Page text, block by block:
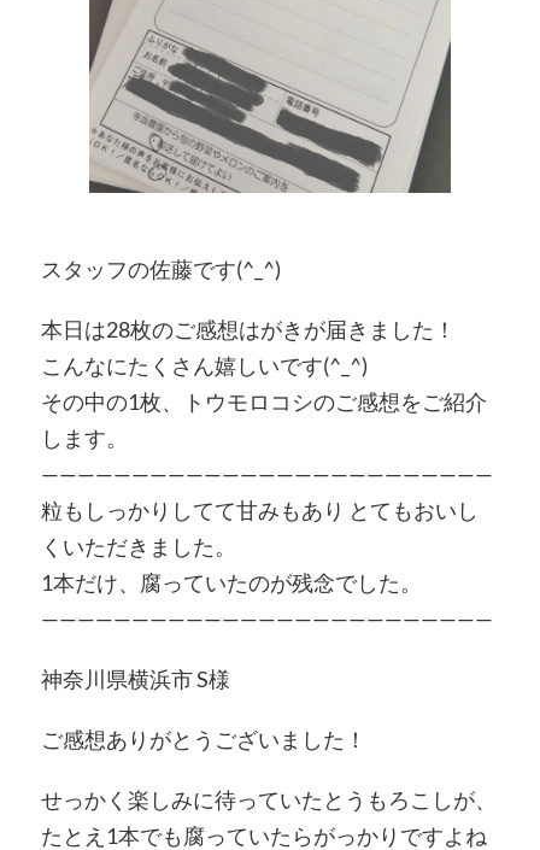
スタッフの佐藤です(^_^)
本日は28枚のご感想はがきが届きました！
こんなにたくさん嬉しいです(^_^)
その中の1枚、トウモロコシのご感想をご紹介
します。
—————————————————————————
粒もしっかりしてて甘みもあり とてもおいし
くいただきました。
1本だけ、腐っていたのが残念でした。
—————————————————————————
神奈川県横浜市 S様
ご感想ありがとうございました！
せっかく楽しみに待っていたとうもろこしが、
たとえ1本でも腐っていたらがっかりですよね